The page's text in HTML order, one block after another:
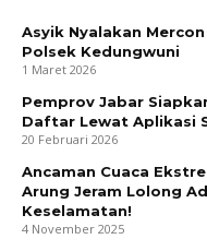
Asyik Nyalakan
Polsek Kedungwuni
1 Maret 2026
Pemprov Jabar
Daftar Lewat Aplikasi
20 Februari 2026
Ancaman Cuaca
Arung Jeram Lolong
Keselamatan!
4 November 2025